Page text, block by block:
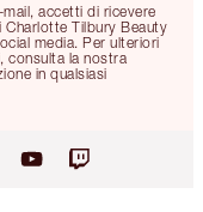
accetti di ricevere
Tilbury Beauty
media. Per ulteriori
consulta la nostra
in qualsiasi